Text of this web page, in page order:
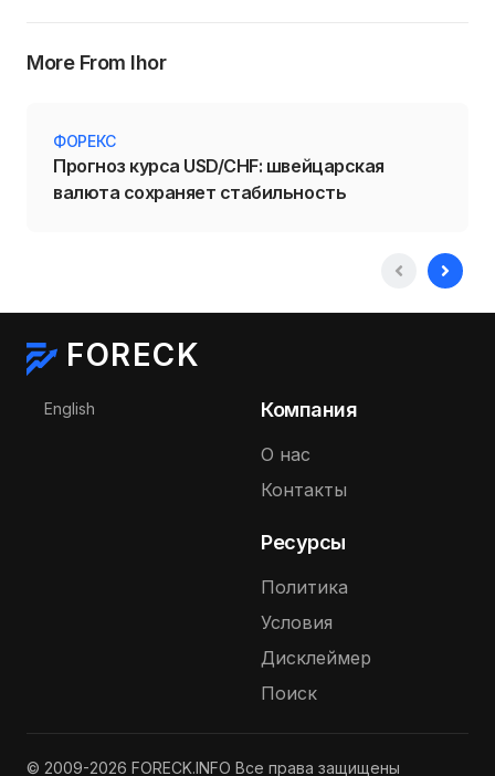
More From Ihor
ФОРЕКС
Прогноз курса USD/CHF: швейцарская
валюта сохраняет стабильность
FORECK
Выберите язык
English Компания
О нас
Контакты
Ресурсы
Политика
Условия
Дисклеймер
Поиск
© 2009-2026 FORECK.INFO Все права защищены